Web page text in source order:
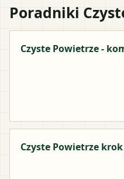
Poradniki
Czyste Powietrze -
Czyste Powietrze